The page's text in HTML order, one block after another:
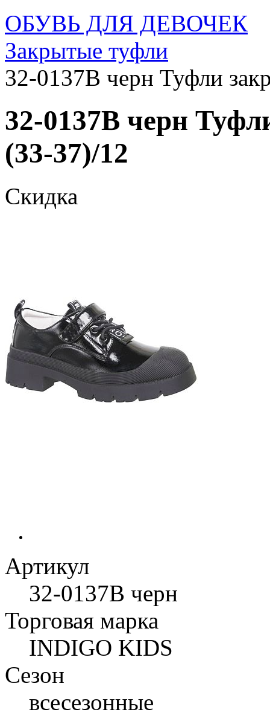
ОБУВЬ ДЛЯ ДЕВОЧЕК
Закрытые туфли
32-0137B черн Туфли
32-0137B черн
(33-37)/12
Скидка
Артикул
32-0137B черн
Торговая марка
INDIGO KIDS
Сезон
всесезонные